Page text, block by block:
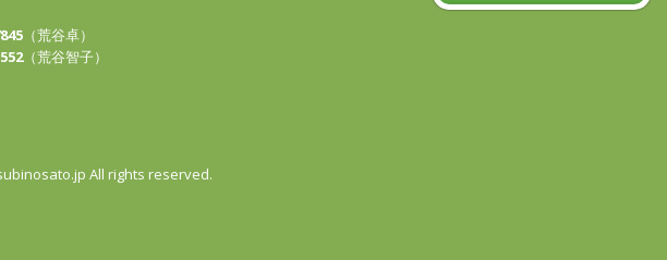
（荒谷卓）
（荒谷智子）
All rights reserved.